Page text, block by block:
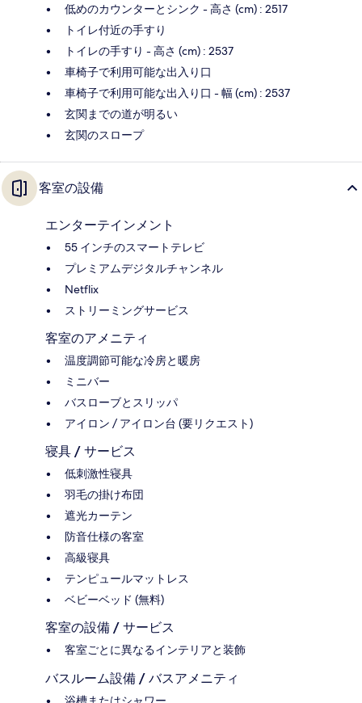
低めのカウンターとシンク - 高さ (cm) : 2517
トイレ付近の手すり
トイレの手すり - 高さ (cm) : 2537
車椅子で利用可能な出入り口
車椅子で利用可能な出入り口 - 幅 (cm) : 2537
玄関までの道が明るい
玄関のスロープ
客室の設備
エンターテインメント
55 インチのスマートテレビ
プレミアムデジタルチャンネル
Netflix
ストリーミングサービス
客室のアメニティ
温度調節可能な冷房と暖房
ミニバー
バスローブとスリッパ
アイロン / アイロン台 (要リクエスト)
寝具 / サービス
低刺激性寝具
羽毛の掛け布団
遮光カーテン
防音仕様の客室
高級寝具
テンピュールマットレス
ベビーベッド (無料)
客室の設備 / サービス
客室ごとに異なるインテリアと装飾
バスルーム設備 / バスアメニティ